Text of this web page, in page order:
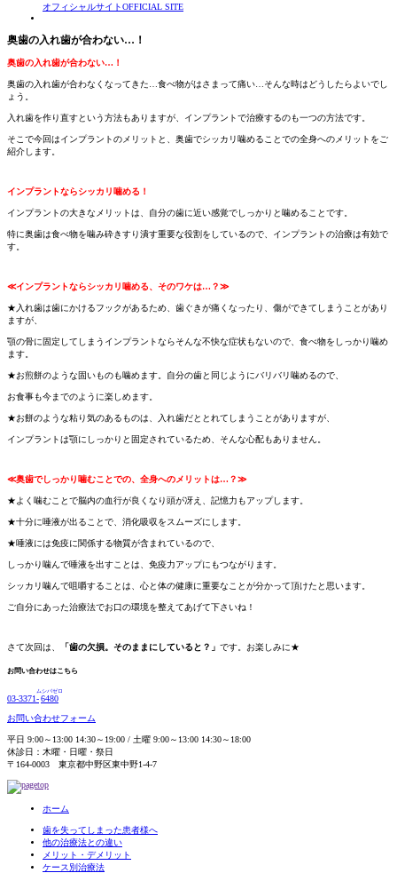
オフィシャルサイトOFFICIAL SITE
奥歯の入れ歯が合わない…！
奥歯の入れ歯が合わない…！
奥歯の入れ歯が合わなくなってきた…食べ物がはさまって痛い…そんな時はどうしたらよいでし
ょう。
入れ歯を作り直すという方法もありますが、インプラントで治療するのも一つの方法です。
そこで今回はインプラントのメリットと、奥歯でシッカリ噛めることでの全身へのメリットをご
紹介します。
インプラントならシッカリ噛める！
インプラントの大きなメリットは、自分の歯に近い感覚でしっかりと噛めることです。
特に奥歯は食べ物を噛み砕きすり潰す重要な役割をしているので、インプラントの治療は有効で
す。
≪インプラントならシッカリ噛める、そのワケは…？≫
★入れ歯は歯にかけるフックがあるため、歯ぐきが痛くなったり、傷ができてしまうことがあり
ますが、
顎の骨に固定してしまうインプラントならそんな不快な症状もないので、食べ物をしっかり噛め
ます。
★お煎餅のような固いものも噛めます。自分の歯と同じようにバリバリ噛めるので、
お食事も今までのように楽しめます。
★お餅のような粘り気のあるものは、入れ歯だととれてしまうことがありますが、
インプラントは顎にしっかりと固定されているため、そんな心配もありません。
≪奥歯でしっかり噛むことでの、全身へのメリットは…？≫
★よく噛むことで脳内の血行が良くなり頭が冴え、記憶力もアップします。
★十分に唾液が出ることで、消化吸収をスムーズにします。
★唾液には免疫に関係する物質が含まれているので、
しっかり噛んで唾液を出すことは、免疫力アップにもつながります。
シッカリ噛んで咀嚼することは、心と体の健康に重要なことが分かって頂けたと思います。
ご自分にあった治療法でお口の環境を整えてあげて下さいね！
さて次回は、 「歯の欠損。そのままにしていると？」 です。お楽しみに★
お問い合わせはこちら
03-3371-6480
ムシバゼロ
お問い合わせフォーム
平日 9:00～13:00 14:30～19:00 / 土曜 9:00～13:00 14:30～18:00
休診日：木曜・日曜・祭日
〒164-0003 東京都中野区東中野1-4-7
ホーム
歯を失ってしまった患者様へ
他の治療法との違い
メリット・デメリット
ケース別治療法